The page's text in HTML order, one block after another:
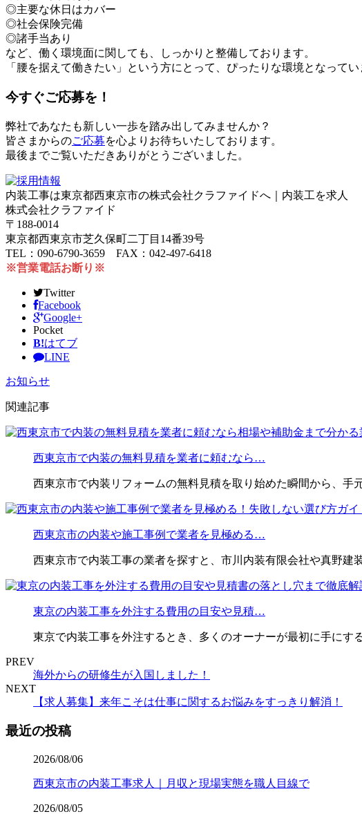
◎主要な休日はカバー
◎社会保険完備
◎諸手当あり
など、働く環境面に関しても、しっかりと整備しております。
「腰を据えて働きたい」という方にとって、ぴったりな環境となってい
今すぐご応募を！
弊社であなたも新しい一歩を踏み出してみませんか？
皆さまからのご応募を心よりお待ちいたしております。
最後までご覧いただきありがとうございました。
内装工事は東京都西東京市の株式会社クラファイドへ｜内装工を求人
株式会社クラファイド
〒188-0014
東京都西東京市芝久保町二丁目14番39号
TEL：090-6790-3659 FAX：042-497-6418
※営業電話お断り※
Twitter
Facebook
Google+
Pocket
B!はてブ
LINE
お知らせ
関連記事
西東京市で内装の無料見積を業者に頼むなら…
西東京市で内装リフォームの無料見積を取り始めた瞬間から、
西東京市の内装や施工事例で業者を見極める…
西東京市で内装工事の業者を探すと、市川内装有限会社や真野
東京の内装工事を外注する費用の目安や見積…
東京で内装工事を外注するとき、多くのオーナーが最初に手に
PREV
海外からの研修生が入国しました！
NEXT
【求人募集】来年こそは仕事に関するお悩みをすっきり解消！
最近の投稿
2026/08/06
西東京市の内装工事求人｜月収と現場実態を職人目線で
2026/08/05